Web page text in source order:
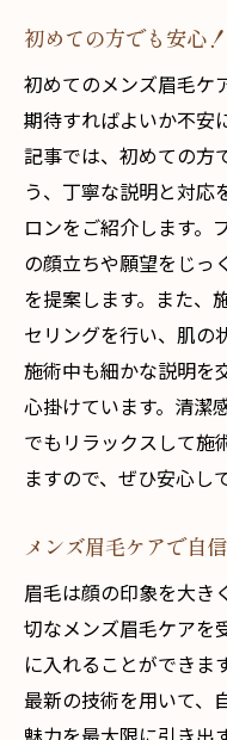
ル
独自の手法
出す
プロの技術
メンズ眉毛サロ
眉毛ケアで
眉毛スタイ
垢抜け感を
ント
眉毛で決ま
プロの手で
とは
清潔感と自信を
眉毛サロン
眉毛ケアで
サロンで体
初めての方でも安心
初めてのメンズ眉毛ケ
期待すればよいか不安
記事では、初めての方
う、丁寧な説明と対応
ロンをご紹介します。
の顔立ちや願望をじっ
を提案します。また、
セリングを行い、肌の
施術中も細かな説明を
心掛けています。清潔
でもリラックスして施
ますので、ぜひ安心し
メンズ眉毛ケアで自
眉毛は顔の印象を大き
切なメンズ眉毛ケアを
に入れることができま
最新の技術を用いて、